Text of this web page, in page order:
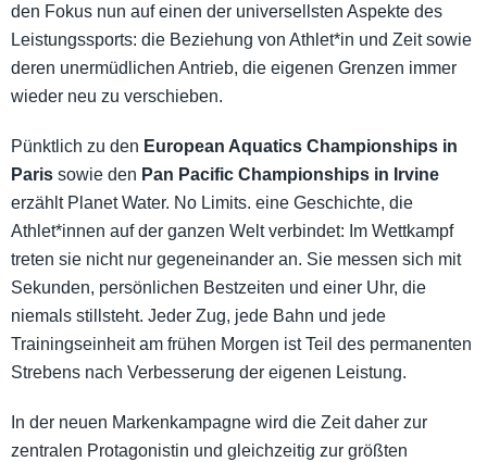
den Fokus nun auf einen der universellsten Aspekte des
Leistungssports: die Beziehung von Athlet*in und Zeit sowie
deren unermüdlichen Antrieb, die eigenen Grenzen immer
wieder neu zu verschieben.
Pünktlich zu den European Aquatics Championships in
Paris sowie den Pan Pacific Championships in Irvine
erzählt Planet Water. No Limits. eine Geschichte, die
Athlet*innen auf der ganzen Welt verbindet: Im Wettkampf
treten sie nicht nur gegeneinander an. Sie messen sich mit
Sekunden, persönlichen Bestzeiten und einer Uhr, die
niemals stillsteht. Jeder Zug, jede Bahn und jede
Trainingseinheit am frühen Morgen ist Teil des permanenten
Strebens nach Verbesserung der eigenen Leistung.
In der neuen Markenkampagne wird die Zeit daher zur
zentralen Protagonistin und gleichzeitig zur größten